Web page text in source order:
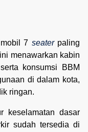
7 seaterpaling
menawarkan kabin
konsumsi BBM
di dalam kota,
ringan.
keselamatan dasar
sudah tersedia di